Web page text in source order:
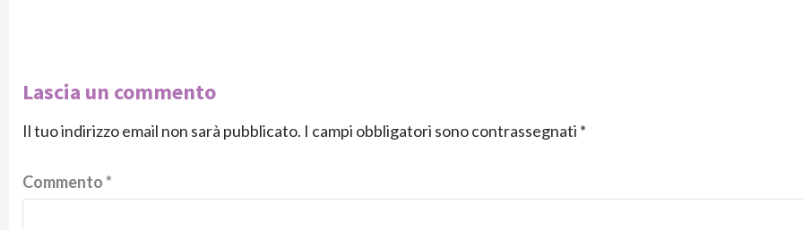
Lascia un commento
Il tuo indirizzo email non sarà pubblicato. I campi obbligatori sono contrassegnati *
Commento*